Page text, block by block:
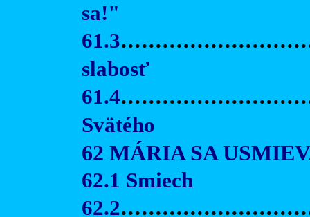
sa!"
61.3
slabosť
61.4
Svätého
62 MÁRIA SA
62.1 Smiech
62.2